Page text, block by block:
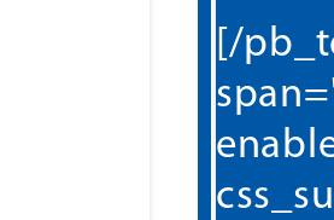
[/